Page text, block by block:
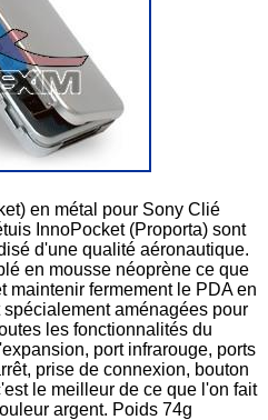
en métal pour Sony Clié
InnoPocket (Proporta) sont
d'une qualité aéronautique.
en mousse néoprène ce que
maintenir fermement le PDA en
aménagées pour
les fonctionnalités du
port infrarouge, ports
prise de connexion, bouton
le meilleur de ce que l'on fait
argent. Poids 74g